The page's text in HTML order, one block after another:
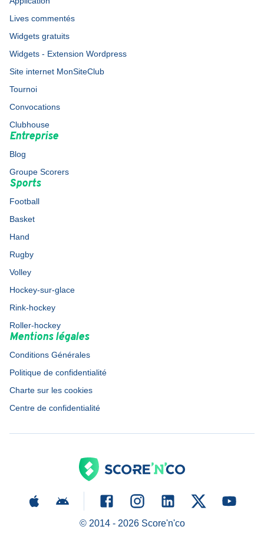
Lives commentés
Widgets gratuits
Widgets - Extension Wordpress
Site internet MonSiteClub
Tournoi
Convocations
Clubhouse
Entreprise
Blog
Groupe Scorers
Sports
Football
Basket
Hand
Rugby
Volley
Hockey-sur-glace
Rink-hockey
Roller-hockey
Mentions légales
Conditions Générales
Politique de confidentialité
Charte sur les cookies
Centre de confidentialité
© 2014 - 2026Score'n'co